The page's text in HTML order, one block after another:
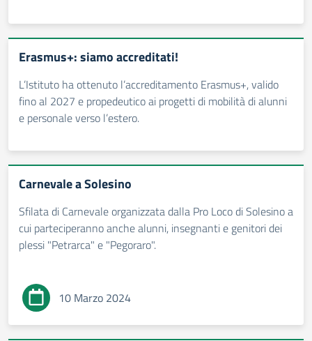
Erasmus+: siamo accreditati!
L’Istituto ha ottenuto l’accreditamento Erasmus+, valido
fino al 2027 e propedeutico ai progetti di mobilità di alunni
e personale verso l’estero.
Carnevale a Solesino
Sfilata di Carnevale organizzata dalla Pro Loco di Solesino a
cui parteciperanno anche alunni, insegnanti e genitori dei
plessi "Petrarca" e "Pegoraro".
10 Marzo 2024